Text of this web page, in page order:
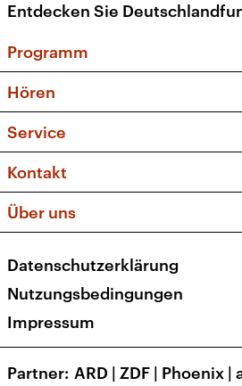
Entdecken Sie
Programm
Sendungen und Podcasts
Musikliste
Kakadu – Das
Hören
Frequenzen (UKW + DAB+)
Service
FAQ
Apps
Newsletter
Veranstaltungen
Kontakt
Social Media
Über uns
Presse
Karriere
Transparenz
Datenschutzerklärung
Nutzungsbedingungen
Impressum
Partner ARD | ZDF | Phoenix |